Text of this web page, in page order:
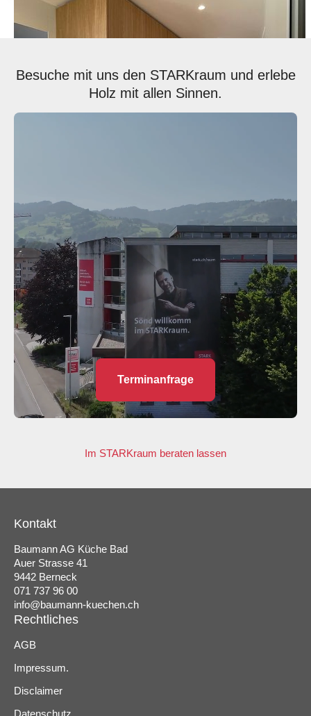
Besuche mit uns den STARKraum und erlebe
Holz mit allen Sinnen.
Terminanfrage
Im STARKraum beraten lassen
Kontakt
Baumann AG Küche Bad
Auer Strasse 41
9442 Berneck
071 737 96 00
info@baumann-kuechen.ch
Rechtliches
AGB
Impressum.
Disclaimer
Datenschutz